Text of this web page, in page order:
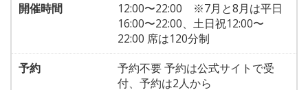
開催時間
12:00〜22:00 ※7月と8月は平日
16:00〜22:00、土日祝12:00〜
22:00 席は120分制
予約
予約不要 予約は公式サイトで受
付、予約は2人から